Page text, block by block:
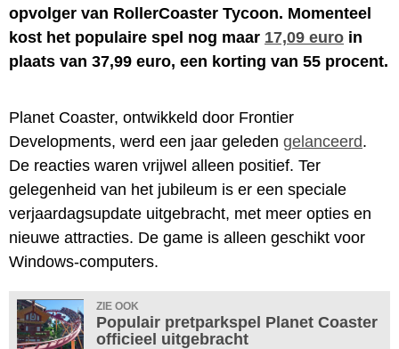
opvolger van RollerCoaster Tycoon. Momenteel
kost het populaire spel nog maar 17,09 euro in
plaats van 37,99 euro, een korting van 55 procent.
Planet Coaster, ontwikkeld door Frontier
Developments, werd een jaar geleden gelanceerd.
De reacties waren vrijwel alleen positief. Ter
gelegenheid van het jubileum is er een speciale
verjaardagsupdate uitgebracht, met meer opties en
nieuwe attracties. De game is alleen geschikt voor
Windows-computers.
ZIE OOK
Populair pretparkspel Planet Coaster
officieel uitgebracht